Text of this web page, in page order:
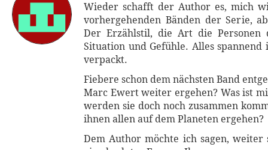
Wieder schafft der Author es, mich
vorhergehenden Bänden der Serie,
Der Erzählstil, die Art die Personen
Situation und Gefühle. Alles spannend
verpackt.
Fiebere schon dem nächsten Band
Marc Ewert weiter ergehen? Was ist
werden sie doch noch zusammen
ihnen allen auf dem Planeten ergehen?
Dem Author möchte ich sagen,